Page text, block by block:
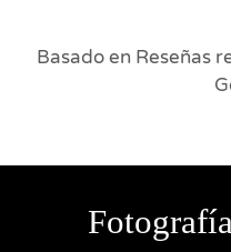
Basado en Reseñas